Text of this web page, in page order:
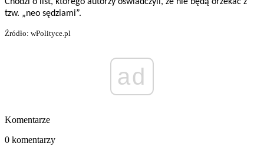
Chodzi o list, którego autorzy oświadczyli, że nie będą orzekać z
tzw. „neo sędziami”.
Źródło: wPolityce.pl
ad
Komentarze
0 komentarzy